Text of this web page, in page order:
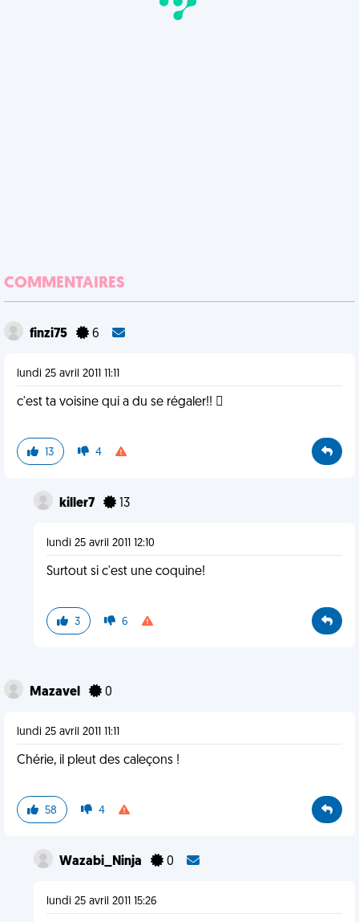
COMMENTAIRES
finzi75 6
lundi 25 avril 2011 11:11
c'est ta voisine qui a du se régaler!! 
13 4
killer7 13
lundi 25 avril 2011 12:10
Surtout si c'est une coquine!
3 6
Mazavel 0
lundi 25 avril 2011 11:11
Chérie, il pleut des caleçons !
58 4
Wazabi_Ninja 0
lundi 25 avril 2011 15:26